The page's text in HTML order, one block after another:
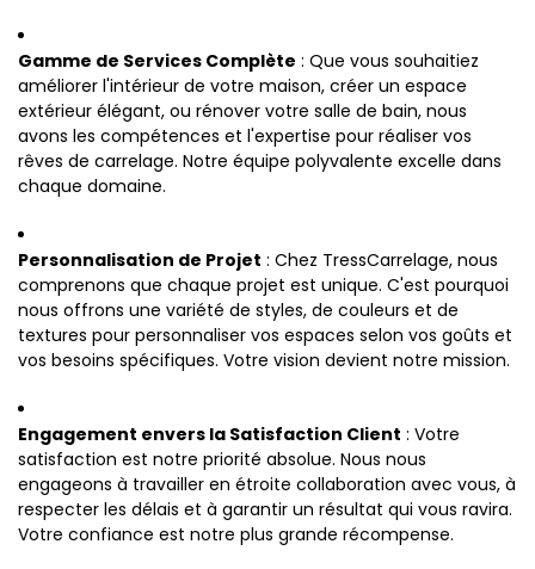
Gamme de Services Complète : Que vous souhaitiez
améliorer l'intérieur de votre maison, créer un espace
extérieur élégant, ou rénover votre salle de bain, nous
avons les compétences et l'expertise pour réaliser vos
rêves de carrelage. Notre équipe polyvalente excelle dans
chaque domaine.
Personnalisation de Projet : Chez TressCarrelage, nous
comprenons que chaque projet est unique. C'est pourquoi
nous offrons une variété de styles, de couleurs et de
textures pour personnaliser vos espaces selon vos goûts et
vos besoins spécifiques. Votre vision devient notre mission.
Engagement envers la Satisfaction Client : Votre
satisfaction est notre priorité absolue. Nous nous
engageons à travailler en étroite collaboration avec vous, à
respecter les délais et à garantir un résultat qui vous ravira.
Votre confiance est notre plus grande récompense.